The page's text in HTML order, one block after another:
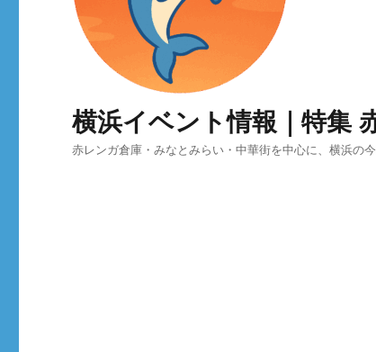
横浜イベント情報｜特集
赤レンガ倉庫・みなとみらい・中華街を中心に、横浜の